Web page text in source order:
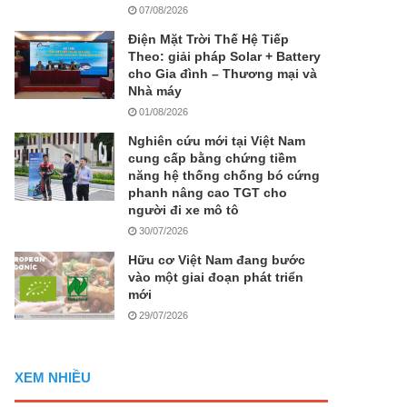
07/08/2026
Điện Mặt Trời Thế Hệ Tiếp
Theo: giải pháp Solar + Battery
cho Gia đình – Thương mại và
Nhà máy
01/08/2026
Nghiên cứu mới tại Việt Nam
cung cấp bằng chứng tiềm
năng hệ thống chống bó cứng
phanh nâng cao TGT cho
người đi xe mô tô
30/07/2026
Hữu cơ Việt Nam đang bước
vào một giai đoạn phát triển
mới
29/07/2026
XEM NHIỀU